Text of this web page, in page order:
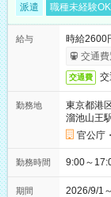
派遣 職種未経験OK
給与
時給2600
交通費
交通費 交
勤務地
東京都港
溜池山王
官公庁
勤務時間 9:00～
期間 2026/9/1